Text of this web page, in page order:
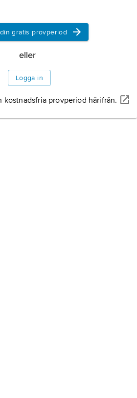
gratis provperiod
eller
Logga in
kostnadsfria provperiod härifrån.